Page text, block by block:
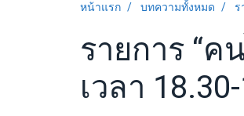
หน้าแรก บทความทั้งหมด ร
รายการ “ค
เวลา